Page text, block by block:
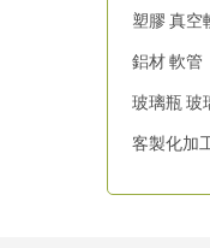
塑膠 真空
鋁材 軟管
玻璃瓶 玻
客製化加